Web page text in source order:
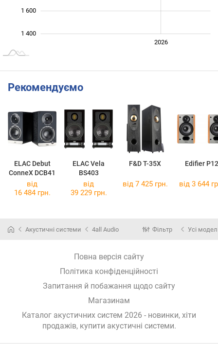
1 400
1 600
2026
Рекомендуємо
ELAC Debut
ConneX DCB41
ELAC Vela
BS403
F&D T-35X Edifier P12
від
16 484 грн.
від
39 229 грн.
від 7 425 грн. від 3 644
Акустичні системи 4all Audio Фільтр Усі
Повна версія сайту
Політика конфіденційності
Запитання й побажання щодо сайту
Магазинам
Каталог акустичних систем 2026 - новинки, хіти
продажів, купити акустичні системи.